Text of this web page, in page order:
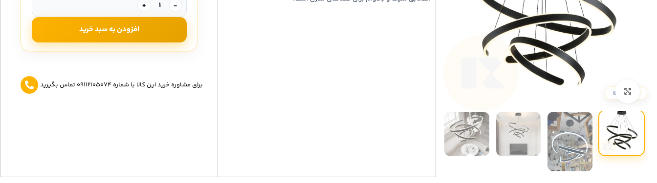
بزرگنمایی تصویر
-
+
افزودن به سبد خرید
برای مشاوره خرید این کالا با شماره 09112105074 تماس بگیرید.